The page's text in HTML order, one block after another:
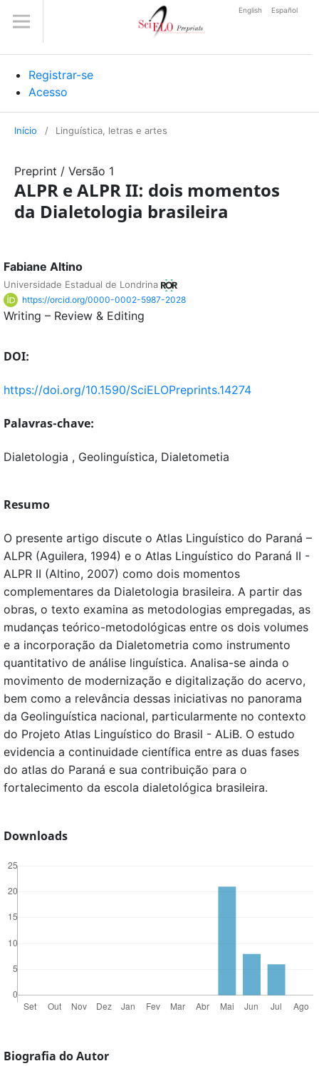
Registrar-se
Acesso
English Español
Início / Linguística, letras e artes
Preprint / Versão 1
ALPR e ALPR II: dois momentos
da Dialetologia brasileira
Fabiane Altino
Universidade Estadual de Londrina
https://orcid.org/0000-0002-5987-2028
Writing – Review & Editing
DOI:
https://doi.org/10.1590/SciELOPreprints.14274
Palavras-chave:
Dialetologia , Geolinguística, Dialetometia
Resumo
O presente artigo discute o Atlas Linguístico do Paraná –
ALPR (Aguilera, 1994) e o Atlas Linguístico do Paraná II -
ALPR II (Altino, 2007) como dois momentos
complementares da Dialetologia brasileira. A partir das
obras, o texto examina as metodologias empregadas, as
mudanças teórico-metodológicas entre os dois volumes
e a incorporação da Dialetometria como instrumento
quantitativo de análise linguística. Analisa-se ainda o
movimento de modernização e digitalização do acervo,
bem como a relevância dessas iniciativas no panorama
da Geolinguística nacional, particularmente no contexto
do Projeto Atlas Linguístico do Brasil - ALiB. O estudo
evidencia a continuidade científica entre as duas fases
do atlas do Paraná e sua contribuição para o
fortalecimento da escola dialetológica brasileira.
Downloads
Biografia do Autor